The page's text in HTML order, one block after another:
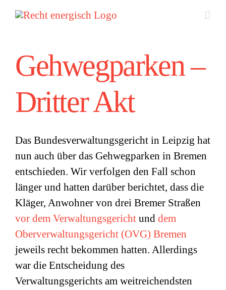
Zum
Inhalt
Gehwegparken –
Dritter Akt
Das Bundesverwaltungsgericht in Leipzig hat
nun auch über das Gehwegparken in Bremen
entschieden. Wir verfolgen den Fall schon
länger und hatten darüber berichtet, dass die
Kläger, Anwohner von drei Bremer Straßen
vor dem Verwaltungsgericht und dem
Oberverwaltungsgericht (OVG) Bremen
jeweils recht bekommen hatten. Allerdings
war die Entscheidung des
Verwaltungsgerichts am weitreichendsten